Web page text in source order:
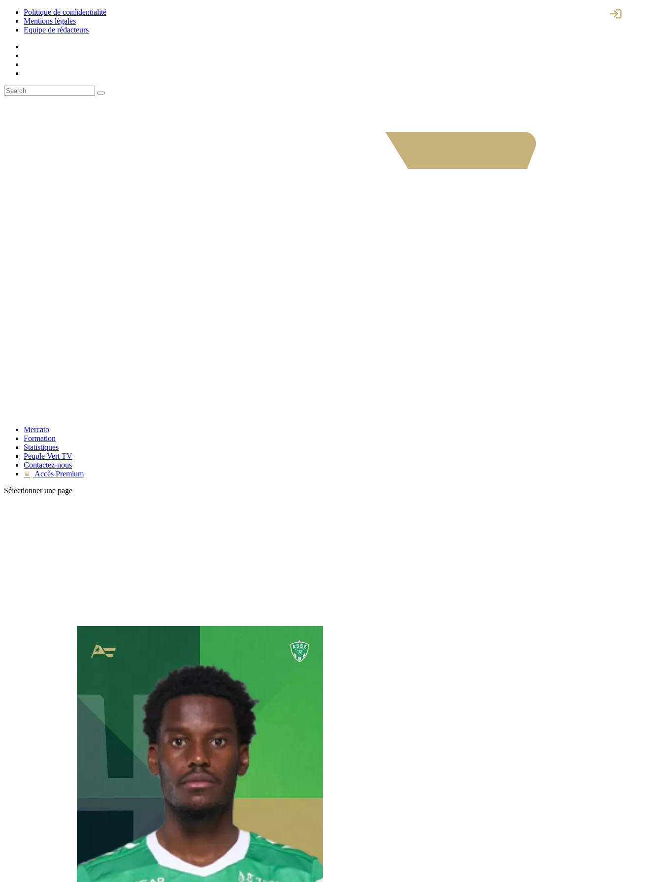
Politique de confidentialité
Mentions légales
Equipe de rédacteurs
Mercato
Formation
Statistiques
Peuple Vert TV
Contactez-nous
♛
Accès Premium
Sélectionner une page